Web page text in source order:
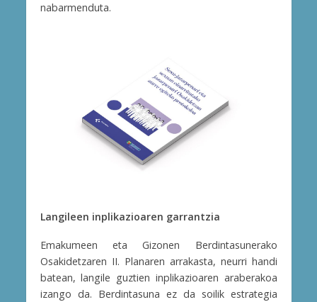
nabarmenduta.
Langileen inplikazioaren garrantzia
Emakumeen eta Gizonen Berdintasunerako
Osakidetzaren II. Planaren arrakasta, neurri handi
batean, langile guztien inplikazioaren araberakoa
izango da. Berdintasuna ez da soilik estrategia